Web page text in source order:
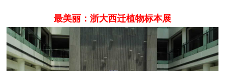
最美丽：浙大西迁植物标本展